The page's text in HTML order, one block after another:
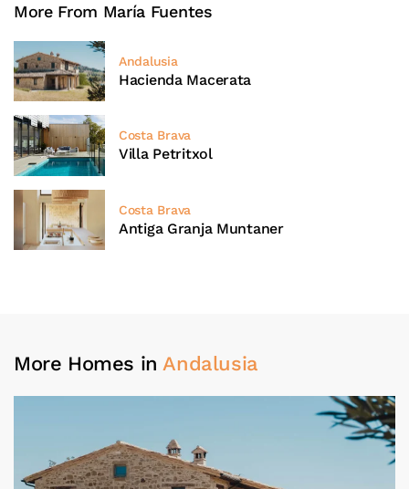
More From María Fuentes
Andalusia
Hacienda Macerata
Costa Brava
Villa Petritxol
Costa Brava
Antiga Granja Muntaner
More Homes inAndalusia